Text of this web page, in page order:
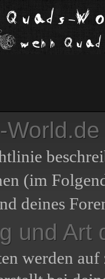
(im
deines
und Art
werden